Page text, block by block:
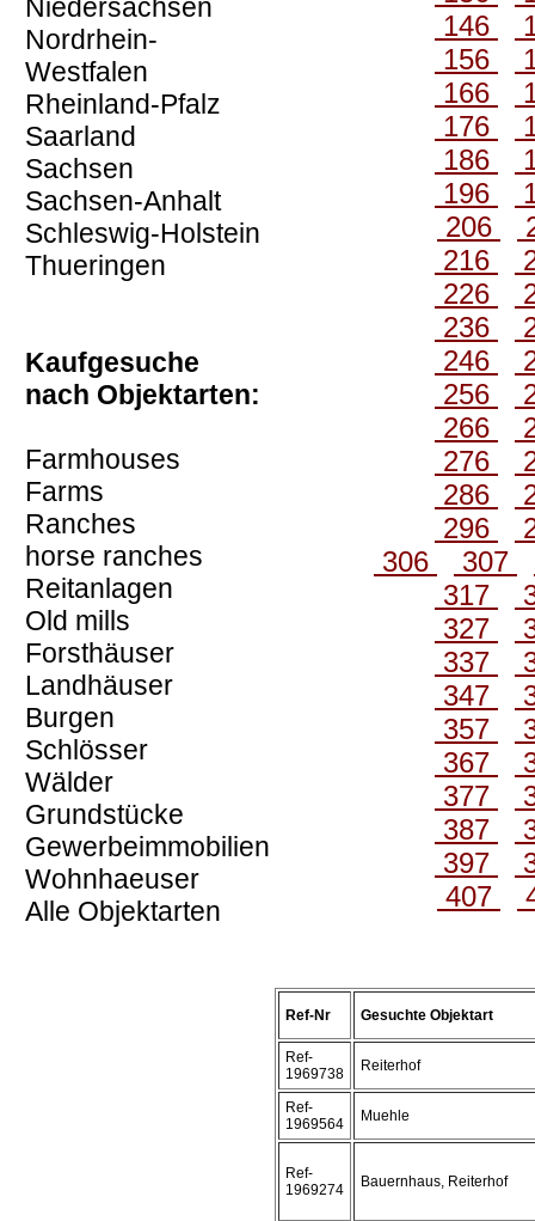
Niedersachsen
Nordrhein-
Westfalen
Rheinland-Pfalz
Saarland
Sachsen
Sachsen-Anhalt
Schleswig-Holstein
Thueringen
Kaufgesuche
nach Objektarten:
Farmhouses
Farms
Ranches
horse ranches
Reitanlagen
Old mills
Forsthäuser
Landhäuser
Burgen
Schlösser
Wälder
Grundstücke
Gewerbeimmobilien
Wohnhaeuser
Alle Objektarten
146
156
166
176
186
196
206
216
226
236
246
256
266
276
286
296
306
307
317
327
337
347
357
367
377
387
397
407
Ref-Nr Gesuchte Objektart
Ref-
1969738
Reiterhof
Ref-
1969564
Muehle
Ref-
1969274
Bauernhaus, Reiterhof